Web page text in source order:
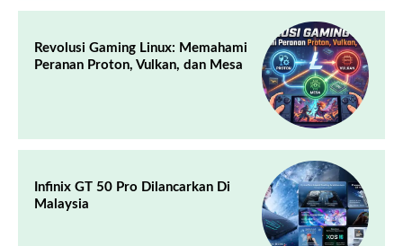
Revolusi Gaming Linux: Memahami
Peranan Proton, Vulkan, dan Mesa
Infinix GT 50 Pro Dilancarkan Di
Malaysia